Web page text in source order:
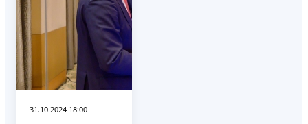
31.10.2024 18:00